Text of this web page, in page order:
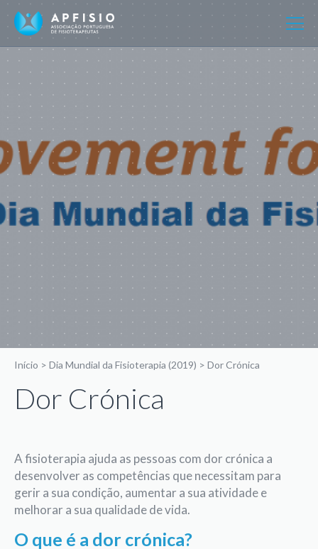
Início > Dia Mundial da Fisioterapia (2019) > Dor Crónica
Dor Crónica
A fisioterapia ajuda as pessoas com dor crónica a
desenvolver as competências que necessitam para
gerir a sua condição, aumentar a sua atividade e
melhorar a sua qualidade de vida.
O que é a dor crónica?